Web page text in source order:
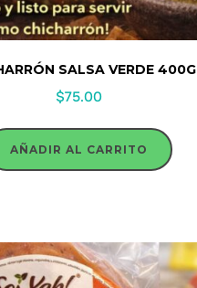
SALSA VERDE 400G
$75.00
AÑADIR AL CARRITO